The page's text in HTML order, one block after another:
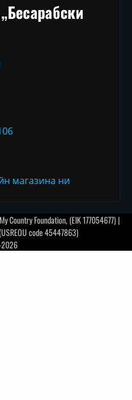
магазина ни
Country Foundation, (EIK 177054677) |
code 45447863)